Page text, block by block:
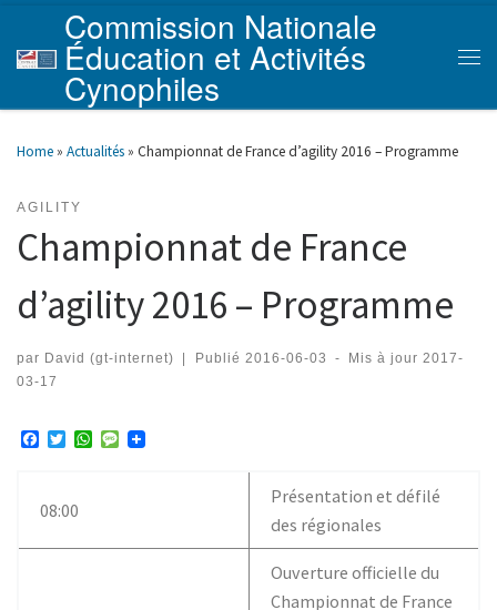
Skip to content
Commission Nationale
Éducation et Activités
Cynophiles
Home » Actualités » Championnat de France d’agility 2016 – Programme
AGILITY
Championnat de France
d’agility 2016 – Programme
par David (gt-internet) Publié 2016-06-03 - Mis à jour 2017-
03-17
b
o
T
t
r
W
p
M
e
08:00
Présentation et défilé
des régionales
Ouverture officielle du
Championnat de France